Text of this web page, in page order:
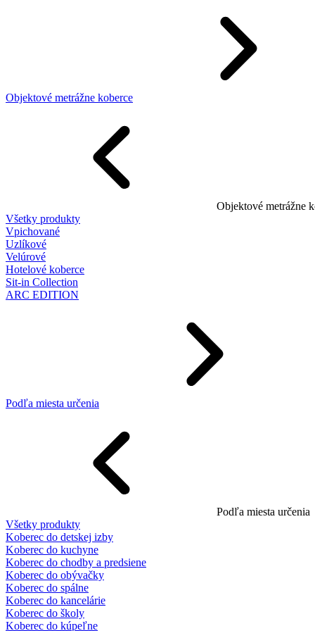
Objektové metrážne koberce
Objektové metrážne
Všetky produkty
Vpichované
Uzlíkové
Velúrové
Hotelové koberce
Sit-in Collection
ARC EDITION
Podľa miesta určenia
Podľa miesta určenia
Všetky produkty
Koberec do detskej izby
Koberec do kuchyne
Koberec do chodby a predsiene
Koberec do obývačky
Koberec do spálne
Koberec do kancelárie
Koberec do školy
Koberec do kúpeľne